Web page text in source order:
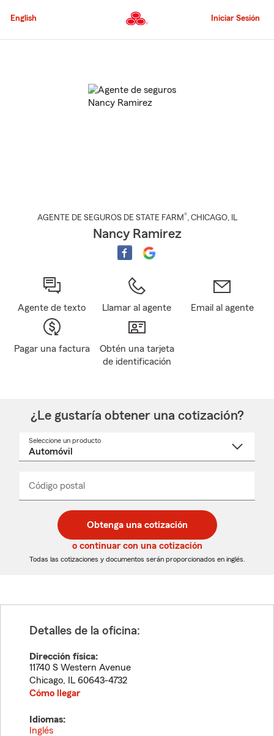
al
principal
English Iniciar Sesión
AGENTE DE SEGUROS DE STATE FARM®, CHICAGO, IL
Nancy Ramirez
Agente de texto Llamar al agente Email al agente
Pagar una factura
Obtén una tarjeta
de identificación
¿Le gustaría obtener una cotización?
Seleccione un producto
desplegable
Código postal
de
5
dígitos
de
5
dígitos
_____
Obtenga una cotización
o continuar con una cotización
Todas las cotizaciones y documentos serán proporcionados en inglés.
Detalles de la oficina:
Dirección física:
11740 S Western Avenue
Chicago, IL 60643-4732
Cómo llegar
Idiomas:
Inglés